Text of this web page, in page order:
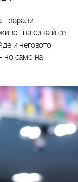
- заради
на сина й се
и неговото
но само на